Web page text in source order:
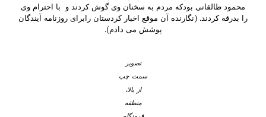
محمود طالقانی بودکه مردم به سخنان وی گوش کردند و با احترام وی
را بدرقه کردند. (نگارنده آن موقع اخبار کردستان رابرای روزنامه آیندگان
پوشش می دادم).
تصویر
سمت چپ
از بالا،
منطقه